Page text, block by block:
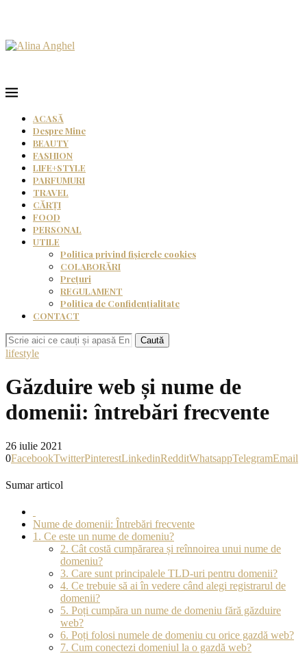
ACASĂ
Despre Mine
BEAUTY
FASHION
LIFE+STYLE
PARFUMURI
TRAVEL
CĂRȚI
FOOD
PERSONAL
UTILE
Politica privind fișierele cookies
COLABORĂRI
Prețuri
REGULAMENT
Politica de Confidențialitate
CONTACT
Caută
lifestyle
Găzduire web și nume de
domenii: întrebări frecvente
26 iulie 2021
0FacebookTwitterPinterestLinkedinRedditWhatsappTelegramEmail
Sumar articol
Nume de domenii: Întrebări frecvente
1. Ce este un nume de domeniu?
2. Cât costă cumpărarea și reînnoirea unui nume de
domeniu?
3. Care sunt principalele TLD-uri pentru domenii?
4. Ce trebuie să ai în vedere când alegi registrarul de
domenii?
5. Poți cumpăra un nume de domeniu fără găzduire
web?
6. Poți folosi numele de domeniu cu orice gazdă web?
7. Cum conectezi domeniul la o gazdă web?